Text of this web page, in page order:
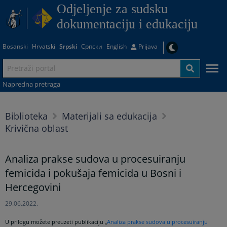
Odjeljenje za sudsku
dokumentaciju i edukaciju
Bosanski Hrvatski Srpski Српски English Prijava
Napredna pretraga
Biblioteka
Materijali sa edukacija
Krivična oblast
Analiza prakse sudova u procesuiranju
femicida i pokušaja femicida u Bosni i
Hercegovini
29.06.2022.
U prilogu možete preuzeti publikaciju „Analiza prakse sudova u procesuiranju